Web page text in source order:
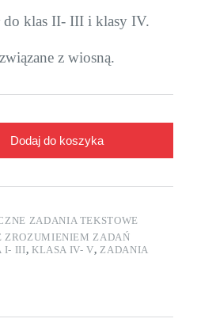
do klas II- III i klasy IV.
z wiosną.
Dodaj do koszyka
ZADANIA TEKSTOWE
ZROZUMIENIEM ZADAŃ
I- III, KLASA IV- V,ZADANIA